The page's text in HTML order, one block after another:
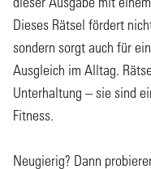
Dieses Rätsel fördert
sondern sorgt auch für
Ausgleich im Alltag.
Unterhaltung – sie sind
Fitness.
Neugierig? Dann